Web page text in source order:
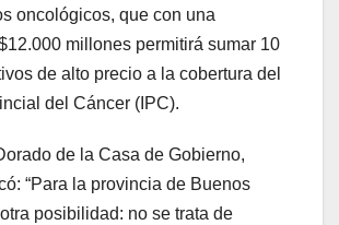
oncológicos, que con una
millones permitirá sumar 10
de alto precio a la cobertura del
del Cáncer (IPC).
de la Casa de Gobierno,
“Para la provincia de Buenos
posibilidad: no se trata de